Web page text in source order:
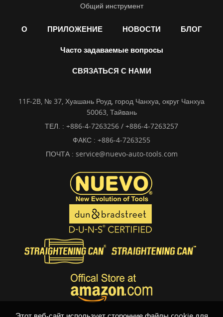
Общий инструмент
О ПРИЛОЖЕНИЕ НОВОСТИ БЛОГ
Часто задаваемые вопросы
СВЯЗАТЬСЯ С НАМИ
11F-2B, № 37, Хуашань Роуд, город Чанхуа, округ Чанхуа
50063, Тайвань
ТЕЛ. : +886-4-7263256 / +886-4-7263257
ФАКС : +886-4-7263255
ПОЧТА : service@nuevo-auto-tools.com